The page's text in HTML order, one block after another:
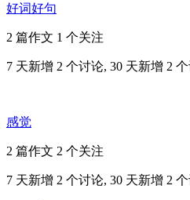
好词好句
2 篇作文 1 个关注
7 天新增 2 个讨论, 30 天新增 2
感觉
2 篇作文 2 个关注
7 天新增 2 个讨论, 30 天新增 2